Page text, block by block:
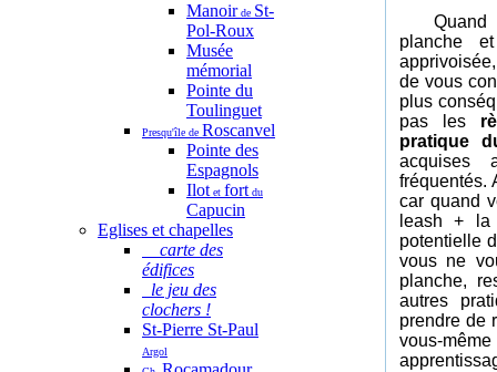
Manoirde St-
Pol-Roux
Musée
mémorial
Pointe du
Toulinguet
Presqu'île de Roscanvel
Pointe des
Espagnols
Ilot et fort du
Capucin
Eglises et chapelles
carte des
édifices
le jeu des
clochers !
St-Pierre St-Paul
Argol
Quand
planche
de vous
plus
pas les
pratique
acquises
fréquentés.
car quand
leash + la
potentielle
vous ne
planche,
autres
prendre de
vous-